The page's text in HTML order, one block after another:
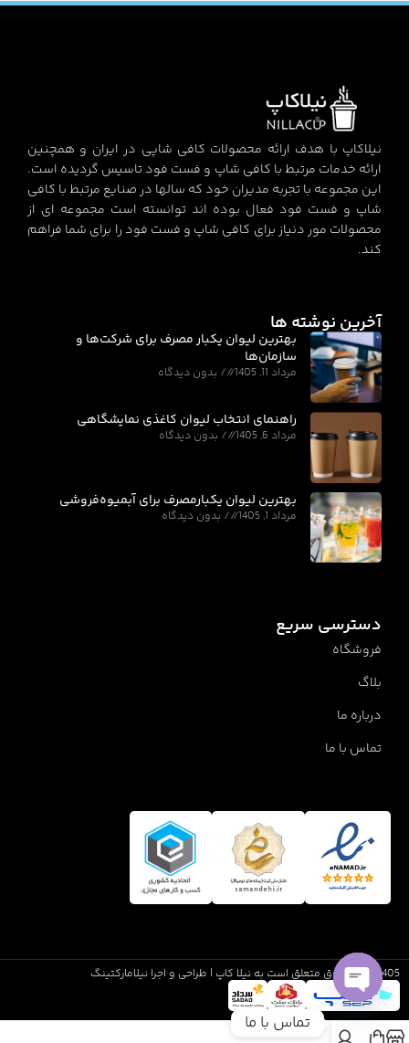
نیلاکاپ با هدف ارائه محصولات کافی شاپی در ایران و همچنین
ارائه خدمات مرتبط با کافی شاپ و فست فود تاسیس گردیده است.
این مجموعه با تجربه مدیران خود که سالها در صنایع مرتبط با کافی
شاپ و فست فود فعال بوده اند توانسته است مجموعه ای از
محصولات مور دنیاز برای کافی شاپ و فست فود را برای شما فراهم
کند.
آخرین نوشته ها
بهترین لیوان یکبار مصرف برای شرکت‌ها و
سازمان‌ها
مرداد 11, 1405 بدون دیدگاه
راهنمای انتخاب لیوان کاغذی نمایشگاهی
مرداد 6, 1405 بدون دیدگاه
بهترین لیوان یکبارمصرف برای آبمیوه‌فروشی
مرداد 1, 1405 بدون دیدگاه
دسترسی سریع
فروشگاه
بلاگ
درباره ما
تماس با ما
1405 تمام حقوق متعلق است به نیلا کاپ | طراحی و اجرا نیلامارکتینگ
تماس با ما
Open
chaty